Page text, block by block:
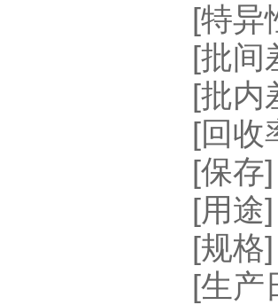
[特异
[批间
[批内
[回收
[保存
[用途
[规格
[生产